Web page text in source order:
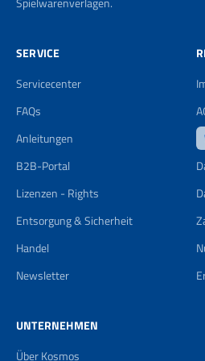
SERVICE
Servicecenter
FAQs
Anleitungen
B2B-Portal
Lizenzen - Rights
Entsorgung & Sicherheit
Handel
Newsletter
UNTERNEHMEN
Über Kosmos